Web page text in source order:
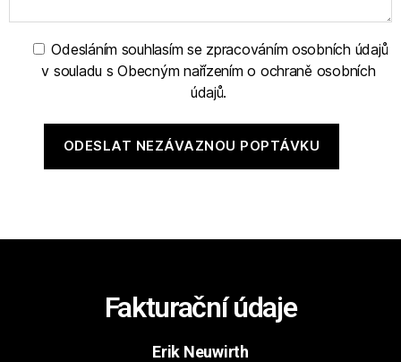
Odesláním souhlasím se zpracováním osobních údajů
v souladu s Obecným nařízením o ochraně osobních
údajů.
Fakturační údaje
Erik Neuwirth